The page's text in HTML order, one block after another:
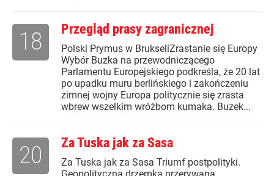
Przegląd prasy zagranicznej
Polski Prymus w BrukseliZrastanie się Europy
Wybór Buzka na przewodniczącego
Parlamentu Europejskiego podkreśla, że 20 lat
po upadku muru berlińskiego i zakończeniu
zimnej wojny Europa politycznie się zrasta
wbrew wszelkim wróżbom kumaka. Buzek...
18
Za Tuska jak za Sasa
Za Tuska jak za Sasa Triumf postpolityki.
20